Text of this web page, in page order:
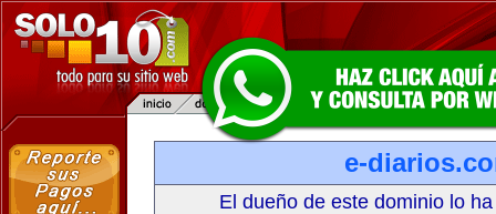
e-
El dueño de este dominio lo